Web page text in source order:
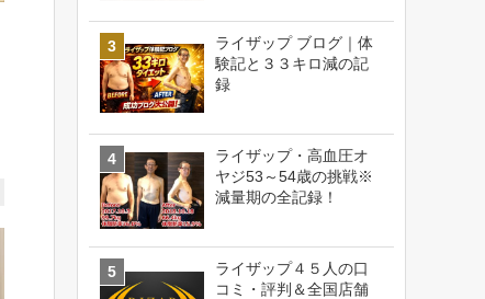
ライザップ ブログ｜体
験記と３３キロ減の記
録
ライザップ・高血圧オ
ヤジ53～54歳の挑戦※
減量期の全記録！
ライザップ４５人の口
コミ・評判＆全国店舗